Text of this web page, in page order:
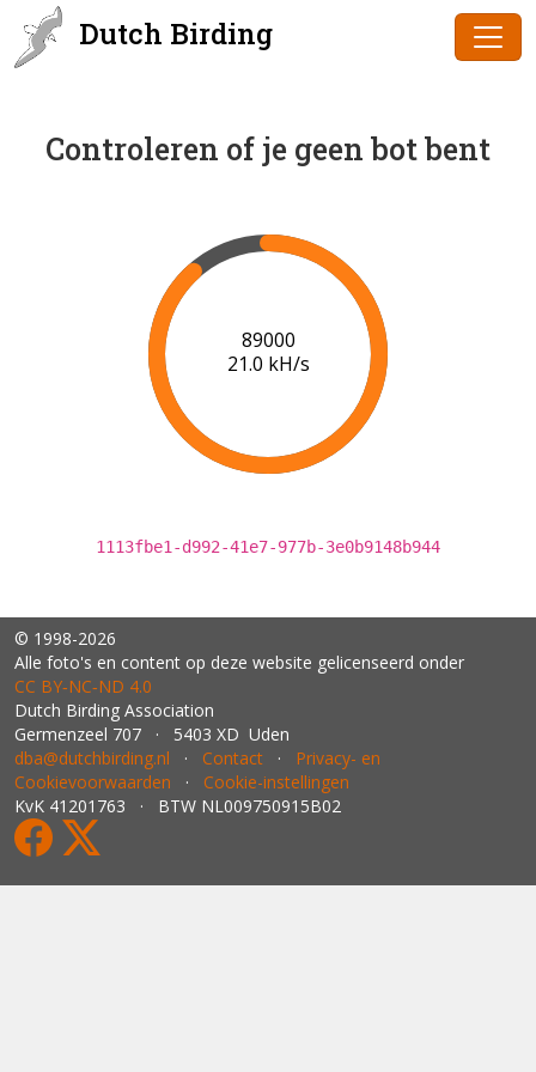
Dutch Birding
Controleren of je geen bot bent
91000
21.1 kH/s
1113fbe1-d992-41e7-977b-3e0b9148b944
© 1998-2026
Alle foto's en content op deze website gelicenseerd onder
CC BY‑NC‑ND 4.0
Dutch Birding Association
Germenzeel 707 · 5403 XD Uden
dba@dutchbirding.nl · Contact · Privacy- en
Cookievoorwaarden · Cookie-instellingen
KvK 41201763 · BTW NL009750915B02